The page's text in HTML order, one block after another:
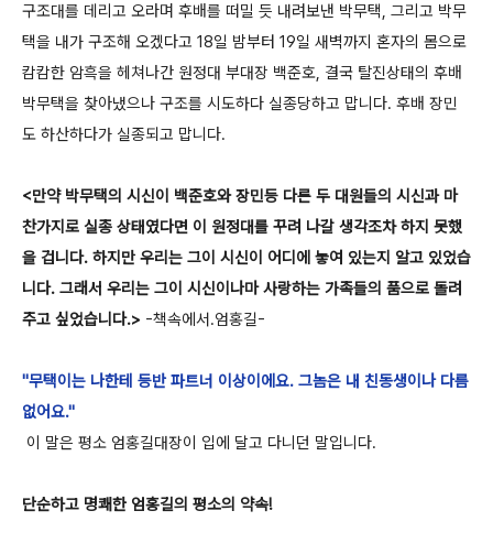
구조대를 데리고 오라며 후배를 떠밀 듯 내려보낸 박무택, 그리고 박무
택을 내가 구조해 오겠다고 18일 밤부터 19일 새벽까지 혼자의 몸으로
캄캄한 암흑을 헤쳐나간 원정대 부대장 백준호, 결국 탈진상태의 후배
박무택을 찾아냈으나 구조를 시도하다 실종당하고 맙니다. 후배 장민
도 하산하다가 실종되고 맙니다.
<만약 박무택의 시신이 백준호와 장민등 다른 두 대원들의 시신과 마
찬가지로 실종 상태였다면 이 원정대를 꾸려 나갈 생각조차 하지 못했
을 겁니다. 하지만 우리는 그이 시신이 어디에 놓여 있는지 알고 있었습
니다. 그래서 우리는 그이 시신이나마 사랑하는 가족들의 품으로 돌려
주고 싶었습니다.> -책속에서.엄홍길-
"무택이는 나한테 등반 파트너 이상이에요. 그놈은 내 친동생이나 다름
없어요."
이 말은 평소 엄홍길대장이 입에 달고 다니던 말입니다.
단순하고 명쾌한 엄홍길의 평소의 약속!